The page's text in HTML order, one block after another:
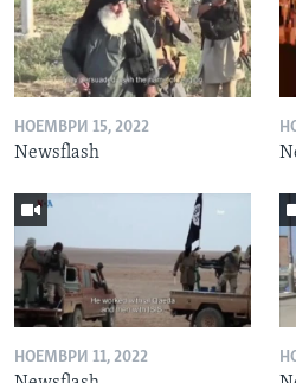
НОЕМВРИ 15, 2022
Newsflash
НОЕМВРИ 11, 2022